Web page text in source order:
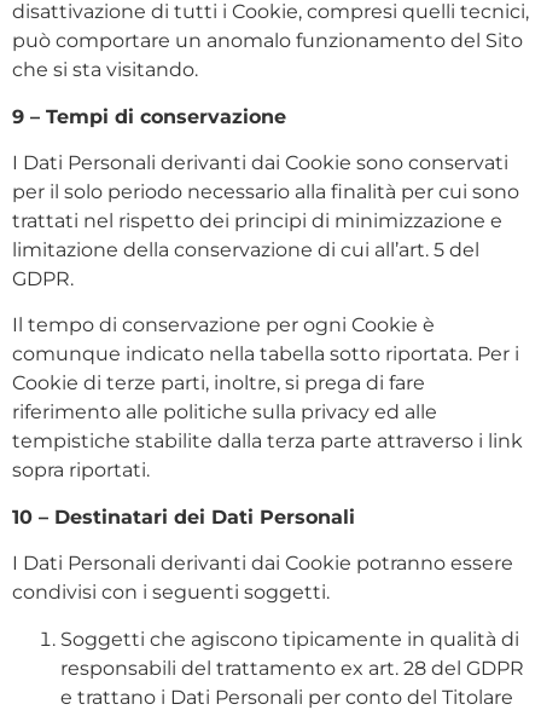
disattivazione di tutti i Cookie, compresi quelli tecnici,
può comportare un anomalo funzionamento del Sito
che si sta visitando.
9 – Tempi di conservazione
I Dati Personali derivanti dai Cookie sono conservati
per il solo periodo necessario alla finalità per cui sono
trattati nel rispetto dei principi di minimizzazione e
limitazione della conservazione di cui all’art. 5 del
GDPR.
Il tempo di conservazione per ogni Cookie è
comunque indicato nella tabella sotto riportata. Per i
Cookie di terze parti, inoltre, si prega di fare
riferimento alle politiche sulla privacy ed alle
tempistiche stabilite dalla terza parte attraverso i link
sopra riportati.
10 – Destinatari dei Dati Personali
I Dati Personali derivanti dai Cookie potranno essere
condivisi con i seguenti soggetti.
Soggetti che agiscono tipicamente in qualità di
responsabili del trattamento ex art. 28 del GDPR
e trattano i Dati Personali per conto del Titolare